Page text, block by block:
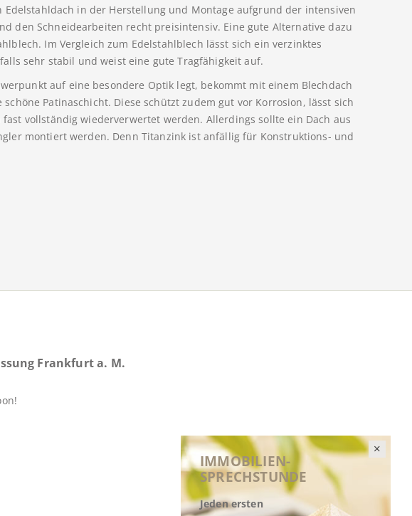
in der Herstellung und Montage aufgrund der intensiven
den Schneidearbeiten recht preisintensiv. Eine gute Alternative dazu
Im Vergleich zum Edelstahlblech lässt sich ein verzinktes
sehr stabil und weist eine gute Tragfähigkeit auf.
auf eine besondere Optik legt, bekommt mit einem Blechdach
Patinaschicht. Diese schützt zudem gut vor Korrosion, lässt sich
vollständig wiederverwertet werden. Allerdings sollte ein Dach aus
montiert werden. Denn Titanzink ist anfällig für Konstruktions- und
IMMOBILIEN-
SPRECHSTUNDE
Jeden ersten
Frankfurt a. M.